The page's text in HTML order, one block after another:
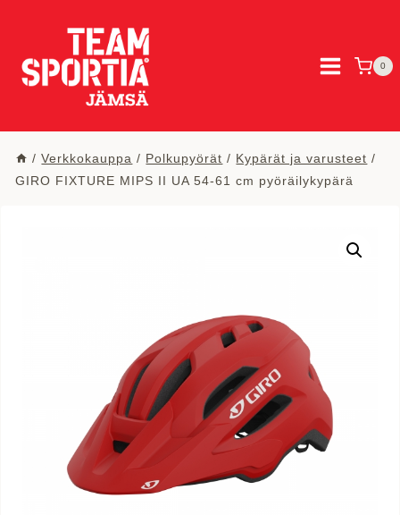
0
/ Verkkokauppa / Polkupyörät / Kypärät ja varusteet /
GIRO FIXTURE MIPS II UA 54-61 cm pyöräilykypärä